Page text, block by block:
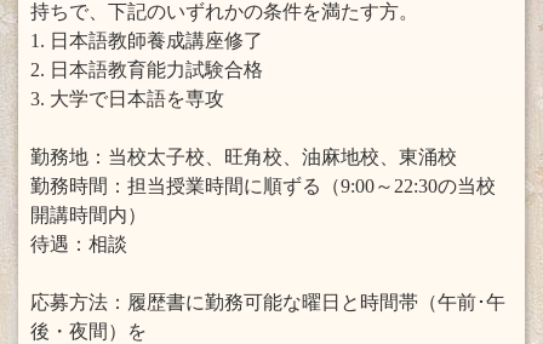
持ちで、下記のいずれかの条件を満たす方。
1. 日本語教師養成講座修了
2. 日本語教育能力試験合格
3. 大学で日本語を専攻
勤務地：当校太子校、旺角校、油麻地校、東涌校
勤務時間：担当授業時間に順ずる（9:00～22:30の当校
開講時間内）
待遇：相談
応募方法：履歴書に勤務可能な曜日と時間帯（午前･午
後・夜間）を